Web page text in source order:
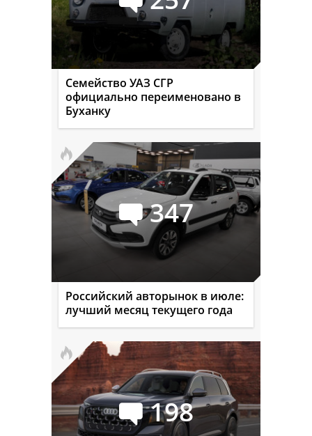
Семейство УАЗ СГР
официально переименовано в
Буханку
347
Российский авторынок в июле:
лучший месяц текущего года
198